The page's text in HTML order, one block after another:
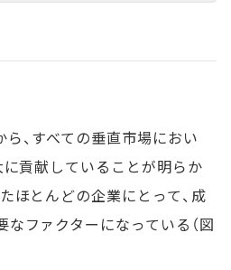
、すべての垂直市場におい
貢献していることが明らか
ほとんどの企業にとって、成
ファクターになっている（図